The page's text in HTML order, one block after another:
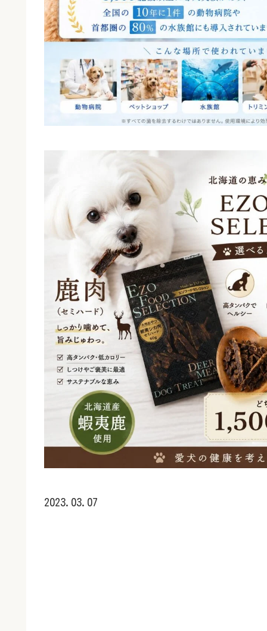
2023.03.07